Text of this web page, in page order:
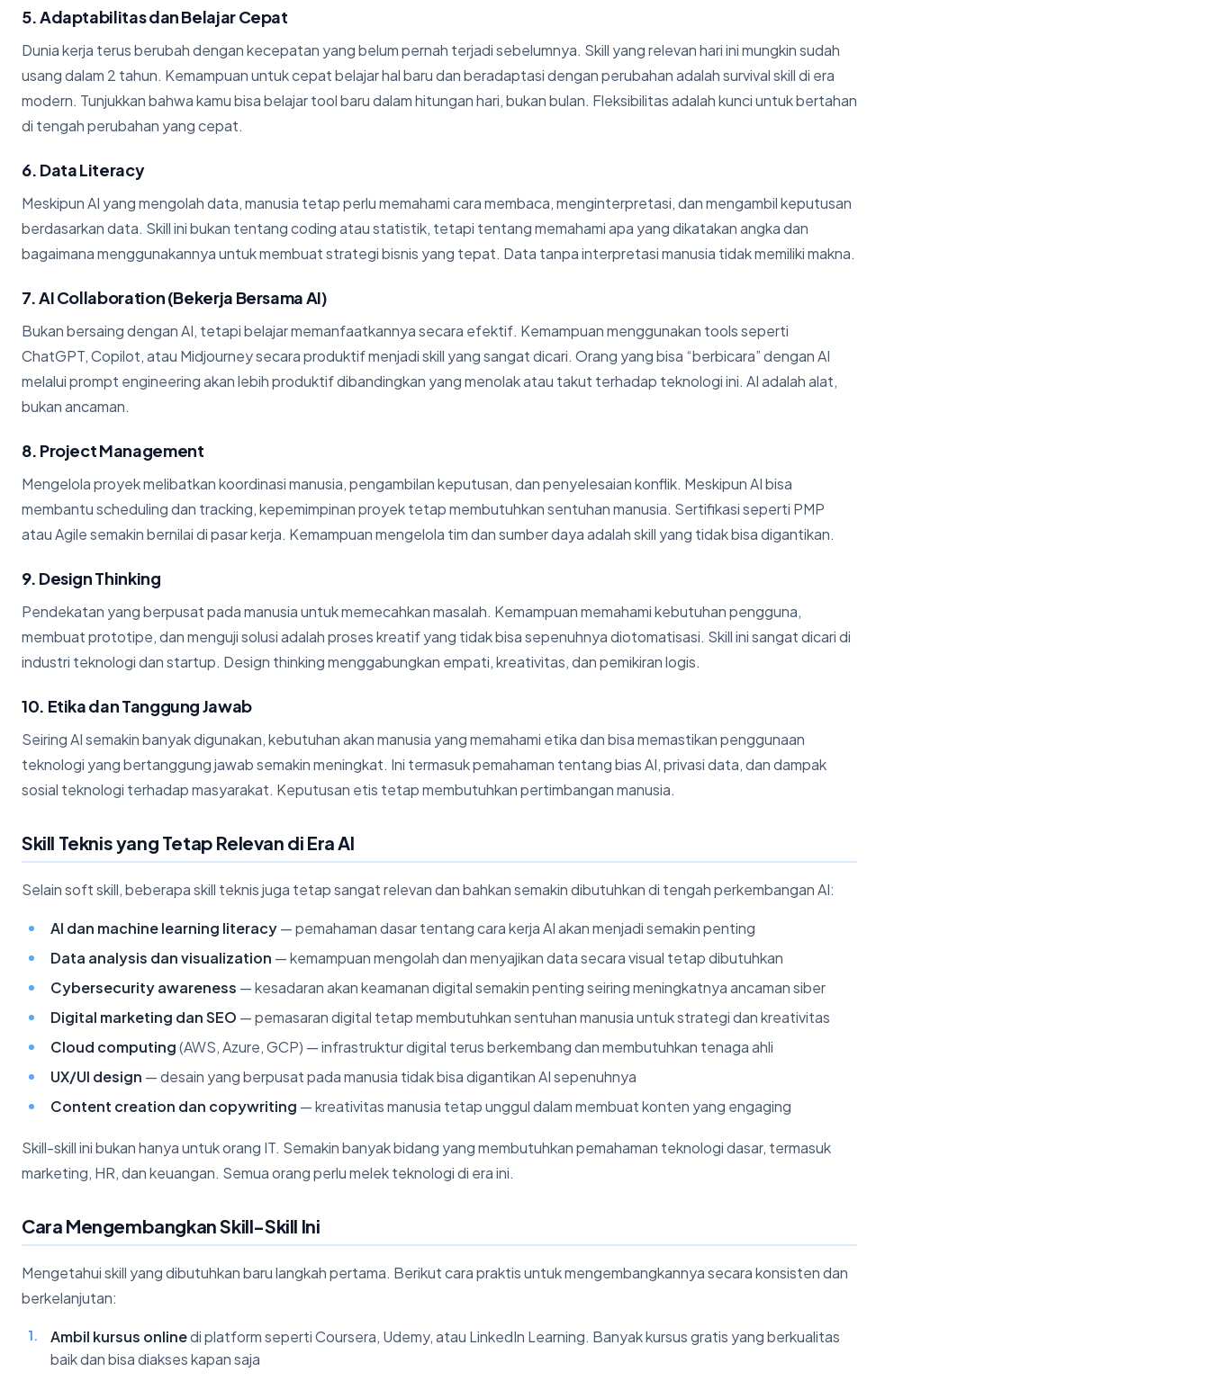
5. Adaptabilitas dan Belajar Cepat
Dunia kerja terus berubah dengan kecepatan yang belum pernah terjadi sebelumnya. Skill yang relevan hari ini mungkin sudah
usang dalam 2 tahun. Kemampuan untuk cepat belajar hal baru dan beradaptasi dengan perubahan adalah survival skill di era
modern. Tunjukkan bahwa kamu bisa belajar tool baru dalam hitungan hari, bukan bulan. Fleksibilitas adalah kunci untuk bertahan
di tengah perubahan yang cepat.
6. Data Literacy
Meskipun AI yang mengolah data, manusia tetap perlu memahami cara membaca, menginterpretasi, dan mengambil keputusan
berdasarkan data. Skill ini bukan tentang coding atau statistik, tetapi tentang memahami apa yang dikatakan angka dan
bagaimana menggunakannya untuk membuat strategi bisnis yang tepat. Data tanpa interpretasi manusia tidak memiliki makna.
7. AI Collaboration (Bekerja Bersama AI)
Bukan bersaing dengan AI, tetapi belajar memanfaatkannya secara efektif. Kemampuan menggunakan tools seperti
ChatGPT, Copilot, atau Midjourney secara produktif menjadi skill yang sangat dicari. Orang yang bisa “berbicara” dengan AI
melalui prompt engineering akan lebih produktif dibandingkan yang menolak atau takut terhadap teknologi ini. AI adalah alat,
bukan ancaman.
8. Project Management
Mengelola proyek melibatkan koordinasi manusia, pengambilan keputusan, dan penyelesaian konflik. Meskipun AI bisa
membantu scheduling dan tracking, kepemimpinan proyek tetap membutuhkan sentuhan manusia. Sertifikasi seperti PMP
atau Agile semakin bernilai di pasar kerja. Kemampuan mengelola tim dan sumber daya adalah skill yang tidak bisa digantikan.
9. Design Thinking
Pendekatan yang berpusat pada manusia untuk memecahkan masalah. Kemampuan memahami kebutuhan pengguna,
membuat prototipe, dan menguji solusi adalah proses kreatif yang tidak bisa sepenuhnya diotomatisasi. Skill ini sangat dicari di
industri teknologi dan startup. Design thinking menggabungkan empati, kreativitas, dan pemikiran logis.
10. Etika dan Tanggung Jawab
Seiring AI semakin banyak digunakan, kebutuhan akan manusia yang memahami etika dan bisa memastikan penggunaan
teknologi yang bertanggung jawab semakin meningkat. Ini termasuk pemahaman tentang bias AI, privasi data, dan dampak
sosial teknologi terhadap masyarakat. Keputusan etis tetap membutuhkan pertimbangan manusia.
Skill Teknis yang Tetap Relevan di Era AI
Selain soft skill, beberapa skill teknis juga tetap sangat relevan dan bahkan semakin dibutuhkan di tengah perkembangan AI:
AI dan machine learning literacy— pemahaman dasar tentang cara kerja AI akan menjadi semakin penting
Data analysis dan visualization — kemampuan mengolah dan menyajikan data secara visual tetap dibutuhkan
Cybersecurity awareness — kesadaran akan keamanan digital semakin penting seiring meningkatnya ancaman siber
Digital marketing dan SEO — pemasaran digital tetap membutuhkan sentuhan manusia untuk strategi dan kreativitas
Cloud computing(AWS, Azure, GCP) — infrastruktur digital terus berkembang dan membutuhkan tenaga ahli
UX/UI design — desain yang berpusat pada manusia tidak bisa digantikan AI sepenuhnya
Content creation dan copywriting — kreativitas manusia tetap unggul dalam membuat konten yang engaging
Skill-skill ini bukan hanya untuk orang IT. Semakin banyak bidang yang membutuhkan pemahaman teknologi dasar, termasuk
marketing, HR, dan keuangan. Semua orang perlu melek teknologi di era ini.
Cara Mengembangkan Skill-Skill Ini
Mengetahui skill yang dibutuhkan baru langkah pertama. Berikut cara praktis untuk mengembangkannya secara konsisten dan
berkelanjutan:
Ambil kursus onlinedi platform seperti Coursera, Udemy, atau LinkedIn Learning. Banyak kursus gratis yang berkualitas
baik dan bisa diakses kapan saja